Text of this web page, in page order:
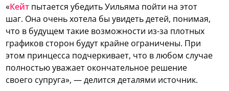
«Кейт пытается убедить Уильяма пойти на этот
шаг. Она очень хотела бы увидеть детей, понимая,
что в будущем такие возможности из-за плотных
графиков сторон будут крайне ограничены. При
этом принцесса подчеркивает, что в любом случае
полностью уважает окончательное решение
своего супруга», — делится деталями источник.